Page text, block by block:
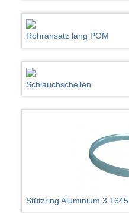
Rohransatz lang POM
Schlauchschellen
Stützring Aluminium 3.1645